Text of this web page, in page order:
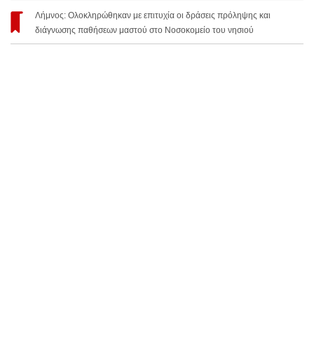
Λήμνος: Ολοκληρώθηκαν με επιτυχία οι δράσεις πρόληψης και
διάγνωσης παθήσεων μαστού στο Νοσοκομείο του νησιού